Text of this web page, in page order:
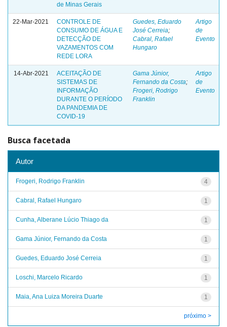
de Minas Gerais
22-Mar-2021
CONTROLE DE
CONSUMO DE ÁGUA E
DETECÇÃO DE
VAZAMENTOS COM
REDE LORA
Guedes, Eduardo
José Cerreia;
Cabral, Rafael
Hungaro
Artigo
de
Evento
14-Abr-2021
ACEITAÇÃO DE
SISTEMAS DE
INFORMAÇÃO
DURANTE O PERÍODO
DA PANDEMIA DE
COVID-19
Gama Júnior,
Fernando da Costa;
Frogeri, Rodrigo
Franklin
Artigo
de
Evento
Busca facetada
Autor
4
Frogeri, Rodrigo Franklin
1
Cabral, Rafael Hungaro
1
Cunha, Alberane Lúcio Thiago da
1
Gama Júnior, Fernando da Costa
1
Guedes, Eduardo José Cerreia
1
Loschi, Marcelo Ricardo
1
Maia, Ana Luiza Moreira Duarte
próximo >